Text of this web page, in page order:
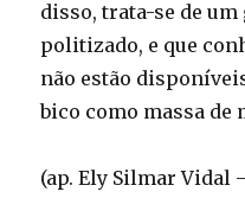
disso, trata-se de
politizado, e que
não estão
bico como massa de
(ap. Ely Silmar Vidal